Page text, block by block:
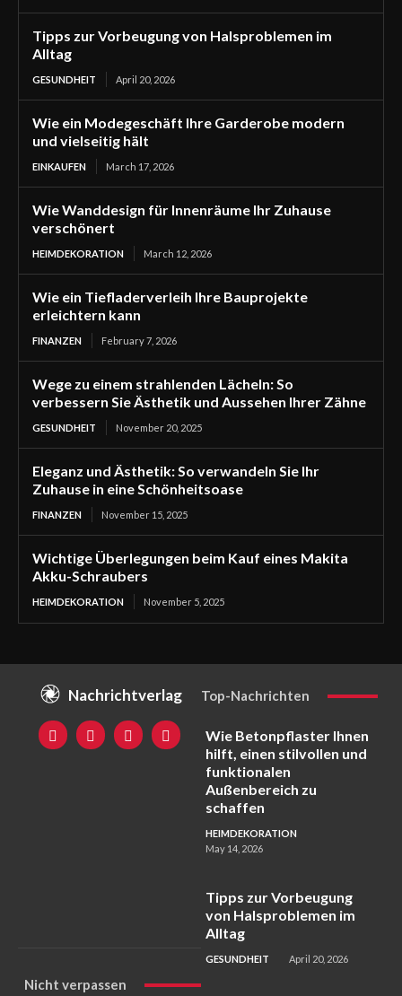
Tipps zur Vorbeugung von Halsproblemen im
Alltag
GESUNDHEIT April 20, 2026
Wie ein Modegeschäft Ihre Garderobe modern
und vielseitig hält
EINKAUFEN March 17, 2026
Wie Wanddesign für Innenräume Ihr Zuhause
verschönert
HEIMDEKORATION March 12, 2026
Wie ein Tiefladerverleih Ihre Bauprojekte
erleichtern kann
FINANZEN February 7, 2026
Wege zu einem strahlenden Lächeln: So
verbessern Sie Ästhetik und Aussehen Ihrer Zähne
GESUNDHEIT November 20, 2025
Eleganz und Ästhetik: So verwandeln Sie Ihr
Zuhause in eine Schönheitsoase
FINANZEN November 15, 2025
Wichtige Überlegungen beim Kauf eines Makita
Akku-Schraubers
HEIMDEKORATION November 5, 2025
Nachrichtverlag Top-Nachrichten
Wie Betonpflaster Ihnen
hilft, einen stilvollen und
funktionalen
Außenbereich zu
schaffen
HEIMDEKORATION
May 14, 2026
Tipps zur Vorbeugung
von Halsproblemen im
Alltag
GESUNDHEIT April 20, 2026
Nicht verpassen